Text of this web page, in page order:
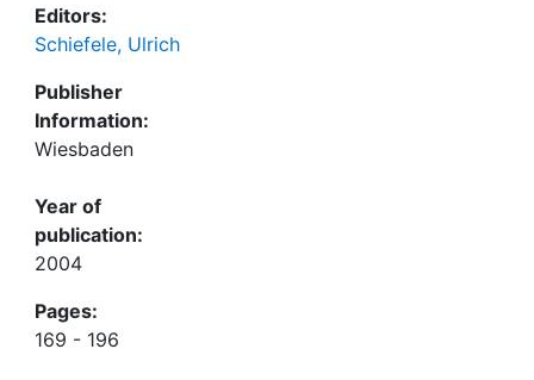
Editors:
Schiefele, Ulrich
Publisher
Information:
Wiesbaden
Year of
publication:
2004
Pages:
169 - 196